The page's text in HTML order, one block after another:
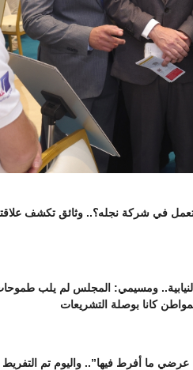
تعمل في شركة نجله؟.. وثائق تكشف
ومسيمي: المجلس لم يلب
كانا بوصلة التشريعات
ما أفرط فيها”.. واليوم تم التفريط